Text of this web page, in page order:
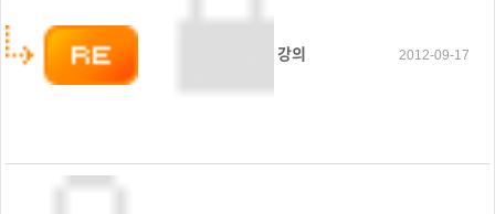
강의 2012-09-17